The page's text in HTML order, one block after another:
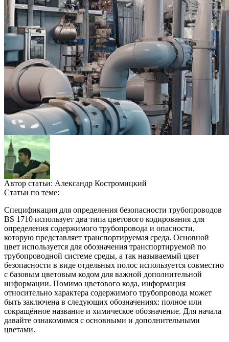
Автор статьи: Александр Костромицкий
Статьи по теме:
Спецификация для определения безопасности трубопроводов
BS 1710 использует два типа цветового кодирования для
определения содержимого трубопровода и опасности,
которую представляет транспортируемая среда. Основной
цвет используется для обозначения транспортируемой по
трубопроводной системе среды, а так называемый цвет
безопасности в виде отдельных полос используется совместно
с базовым цветовым кодом для важной дополнительной
информации. Помимо цветового кода, информация
относительно характера содержимого трубопровода может
быть заключена в следующих обозначениях: полное или
сокращённое название и химическое обозначение. Для начала
давайте ознакомимся с основными и дополнительными
цветами.